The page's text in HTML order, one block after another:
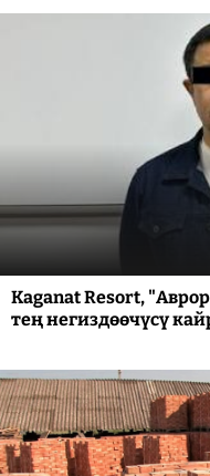
Kaganat Resort,
тең негиздөөчүсү